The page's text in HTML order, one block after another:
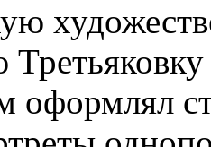
оформлял